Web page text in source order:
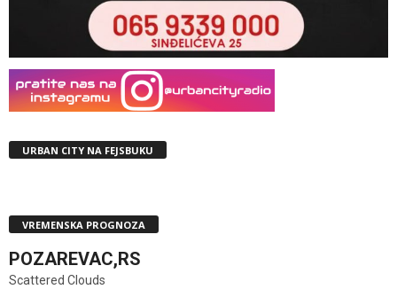
URBAN CITY NA FEJSBUKU
VREMENSKA PROGNOZA
POZAREVAC,RS
Scattered Clouds